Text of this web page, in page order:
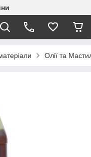
Олії та